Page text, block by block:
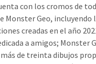
con los cromos de
Monster Geo, incluyendo
creadas en el año
a amigos; Monster
de treinta dibujos